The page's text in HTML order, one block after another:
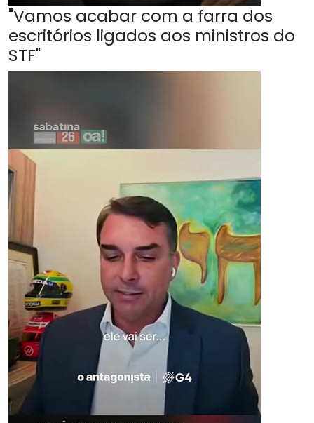
"Vamos acabar com a farra dos
escritórios ligados aos ministros do
STF"